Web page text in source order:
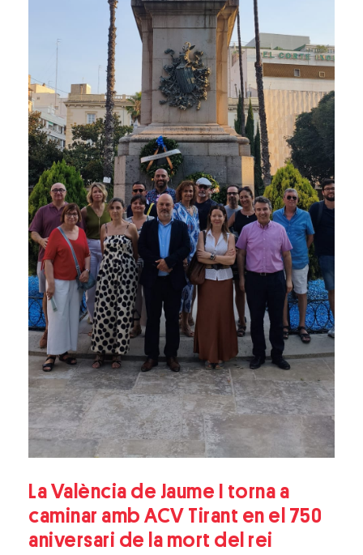
La València de Jaume I torna a
caminar amb ACV Tirant en el 750
aniversari de la mort del rei